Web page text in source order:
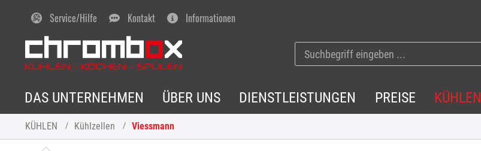
Service/Hilfe Kontakt Informationen
DAS UNTERNEHMEN ÜBER UNS DIENSTLEISTUNGEN PREISE KÜHLEN
KÜHLEN Kühlzellen Viessmann